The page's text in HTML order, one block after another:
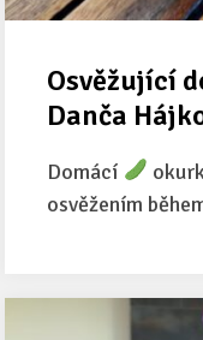
Osvěžující
Danča
Domácí
osvěžením